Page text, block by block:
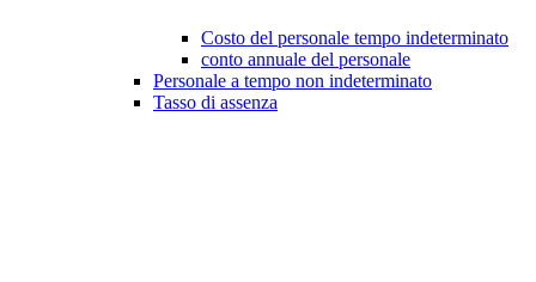
Costo del personale tempo indeterminato
conto annuale del personale
Personale a tempo non indeterminato
Tasso di assenza